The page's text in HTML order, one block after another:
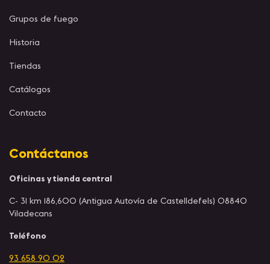
Grupos de fuego
Historia
Tiendas
Catálogos
Contacto
Contáctanos
Oficinas y tienda central
C- 31 km 186,600 (Antigua Autovía de Castelldefels) 08840
Viladecans
Teléfono
93 658 90 02